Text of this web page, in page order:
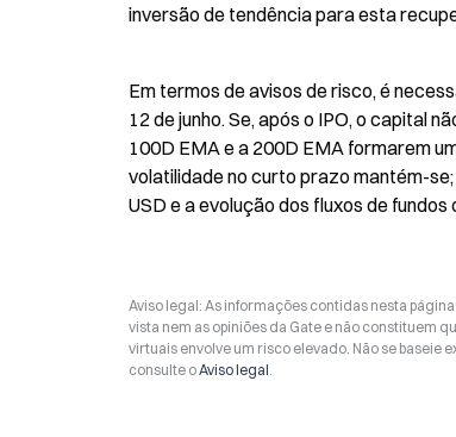
inversão de tendência para esta
Em termos de avisos de risco, é
12 de junho. Se, após o IPO, o capital
100D EMA e a 200D EMA formarem
volatilidade no curto prazo mantém-
USD e a evolução dos fluxos de fundos
Aviso legal: As informações contidas nesta
vista nem as opiniões da Gate e não constituem
virtuais envolve um risco elevado. Não se baseie
consulte oAviso legal.